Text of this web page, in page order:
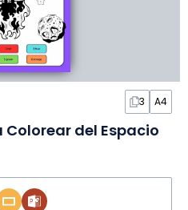
3 A4
del Espacio